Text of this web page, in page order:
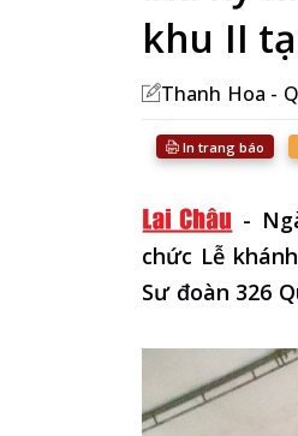
khu II
Thanh Hoa -
In trang báo
-
chức Lễ
Sư đoàn 326